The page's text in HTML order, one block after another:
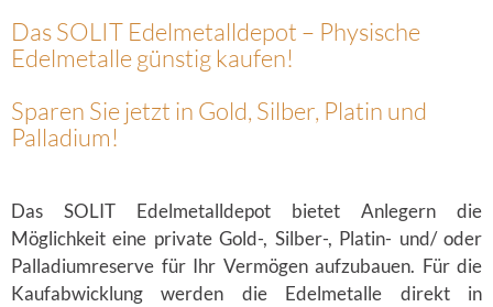
Das SOLIT Edelmetalldepot – Physische
Edelmetalle günstig kaufen!
Sparen Sie jetzt in Gold, Silber, Platin und
Palladium!
Das SOLIT Edelmetalldepot bietet Anlegern die
Möglichkeit eine private Gold-, Silber-, Platin- und/ oder
Palladiumreserve für Ihr Vermögen aufzubauen. Für die
Kaufabwicklung werden die Edelmetalle direkt in